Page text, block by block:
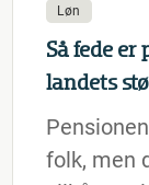
Løn
Så fede
landets
folk, men